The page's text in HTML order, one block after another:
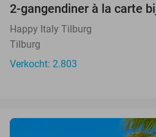
2-gangendiner à la carte
Happy Italy Tilburg
Tilburg
Verkocht: 2.803